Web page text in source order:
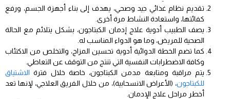
تقديم نظام غذائي جيد وصحي، يهدف إلى بناء أجهزة الجسم، ورفع
كفائتها، واستعادة النشاط مرة أخرى.
يصف الطبيب أدوية علاج إدمان الكبتاجون، بشكل يتلائم مع الحالة
الصحية للمريض، وما هو الدواء المناسب له.
كما تضم الخطة الدوائية أدوية تحسين المزاج، والتخلص من الاكتئاب
وكافة الاضطرابات النفسية التي تنتج من التوقف عن التعاطي.
يتم مراقبة ومتابعة مدمن الكبتاجون، خاصة خلال فترة الاشتياق
للكبتاجون، (الأعراض الانسحابية)، من خلال الفريق العلاجي، لإنها تعد
أخطر مراحل علاج الإدمان.